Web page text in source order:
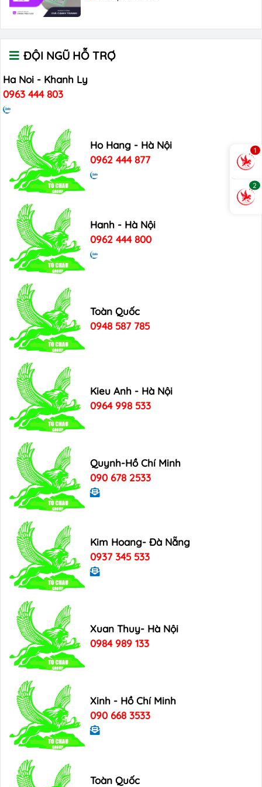
ĐỘI NGŨ HỖ TRỢ
Ha Noi - Khanh Ly
0963 444 803
Ho Hang - Hà Nội
0962 444 877
Hanh - Hà Nội
0962 444 800
Toàn Quốc
0948 587 785
Kieu Anh - Hà Nội
0964 998 533
Quynh-Hồ Chí Minh
090 678 2533
Kim Hoang- Đà Nẵng
0937 345 533
Xuan Thuy- Hà Nội
0984 989 133
Xinh - Hồ Chí Minh
090 668 3533
Toàn Quốc
1
2